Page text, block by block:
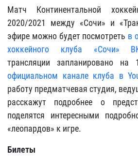
Матч Континентальной
2020/2021 между «Сочи» и
эфире можно будет посмотреть в
хоккейного клуба «Сочи»
трансляции запланировано
официальном канале клуба в
работу предматчевая студия,
расскажут подробнее о
поделятся интересными
«леопардов» к игре.
Билеты